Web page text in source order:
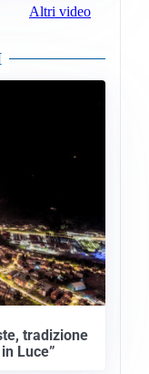
Altri video
tradizione
Luce”